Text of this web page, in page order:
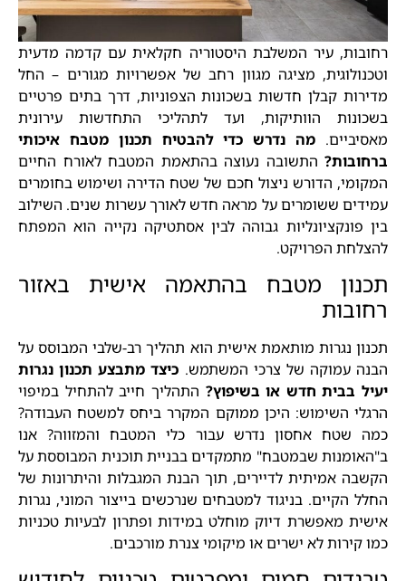
רחובות, עיר המשלבת היסטוריה חקלאית עם קדמה מדעית
וטכנולוגית, מציגה מגוון רחב של אפשרויות מגורים – החל
מדירות קבלן חדשות בשכונות הצפוניות, דרך בתים פרטיים
בשכונות הוותיקות, ועד לתהליכי התחדשות עירונית
מאסיביים. מה נדרש כדי להבטיח תכנון מטבח איכותי
ברחובות? התשובה נעוצה בהתאמת המטבח לאורח החיים
המקומי, הדורש ניצול חכם של שטח הדירה ושימוש בחומרים
עמידים ששומרים על מראה חדש לאורך עשרות שנים. השילוב
בין פונקציונליות גבוהה לבין אסתטיקה נקייה הוא המפתח
להצלחת הפרויקט.
תכנון מטבח בהתאמה אישית באזור
רחובות
תכנון נגרות מותאמת אישית הוא תהליך רב-שלבי המבוסס על
הבנה עמוקה של צרכי המשתמש. כיצד מתבצע תכנון נגרות
יעיל בבית חדש או בשיפוץ? התהליך חייב להתחיל במיפוי
הרגלי השימוש: היכן ממוקם המקרר ביחס למשטח העבודה?
כמה שטח אחסון נדרש עבור כלי המטבח והמזווה? אנו
ב"האומנות שבמטבח" מתמקדים בבניית תוכנית המבוססת על
הקשבה אמיתית לדיירים, תוך הבנת המגבלות והיתרונות של
החלל הקיים. בניגוד למטבחים שנרכשים בייצור המוני, נגרות
אישית מאפשרת דיוק מוחלט במידות ופתרון לבעיות טכניות
כמו קירות לא ישרים או מיקומי צנרת מורכבים.